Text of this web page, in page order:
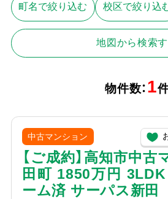
町名で絞り込む 校区で絞り込
地図から検索
物件数：1
中古マンション
【ご成約】高知市中
田町 1850万円
ーム済 サーパス新田